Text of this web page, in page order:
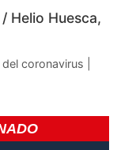
Helio Huesca,
coronavirus |